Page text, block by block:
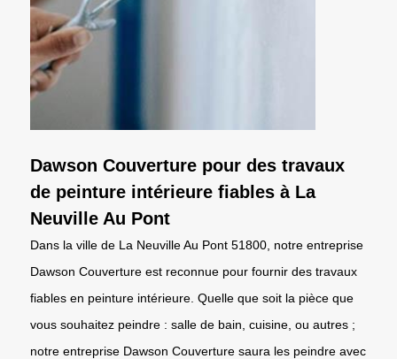
Dawson Couverture pour des travaux
de peinture intérieure fiables à La
Neuville Au Pont
Dans la ville de La Neuville Au Pont 51800, notre entreprise
Dawson Couverture est reconnue pour fournir des travaux
fiables en peinture intérieure. Quelle que soit la pièce que
vous souhaitez peindre : salle de bain, cuisine, ou autres ;
notre entreprise Dawson Couverture saura les peindre avec